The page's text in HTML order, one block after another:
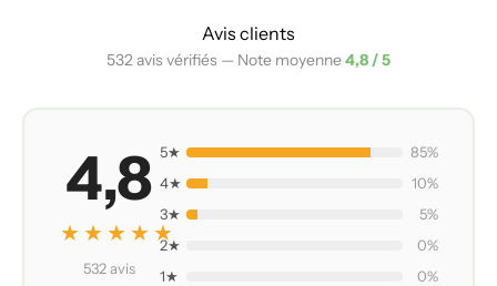
Avis clients
532 avis vérifiés — Note moyenne4,8 / 5
4,8
★★★★★
532 avis
5★
85%
4★
10%
3★
5%
2★
0%
1★
0%